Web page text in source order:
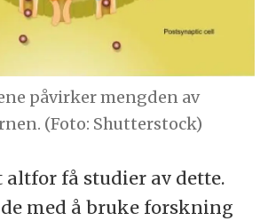
påvirker mengden av
(Foto: Shutterstock)
altfor få studier av dette.
med å bruke forskning